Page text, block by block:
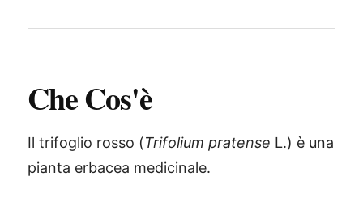
Che Cos'è
Il trifoglio rosso (Trifolium pratense L.) è una
pianta erbacea medicinale.